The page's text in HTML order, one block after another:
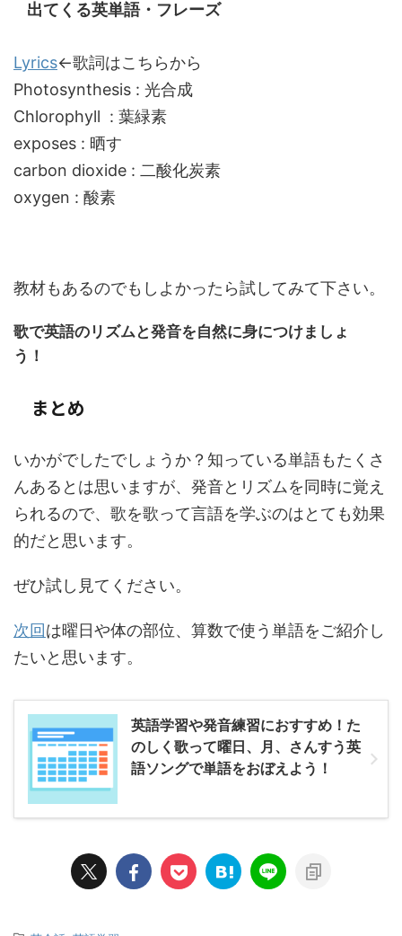
出てくる英単語・フレーズ
Lyrics←歌詞はこちらから
Photosynthesis : 光合成
Chlorophyll : 葉緑素
exposes : 晒す
carbon dioxide : 二酸化炭素
oxygen : 酸素
教材もあるのでもしよかったら試してみて下さい。
歌で英語のリズムと発音を自然に身につけましょ
う！
まとめ
いかがでしたでしょうか？知っている単語もたくさ
んあるとは思いますが、発音とリズムを同時に覚え
られるので、歌を歌って言語を学ぶのはとても効果
的だと思います。
ぜひ試し見てください。
次回は曜日や体の部位、算数で使う単語をご紹介し
たいと思います。
英語学習や発音練習におすすめ！た
のしく歌って曜日、月、さんすう英
語ソングで単語をおぼえよう！